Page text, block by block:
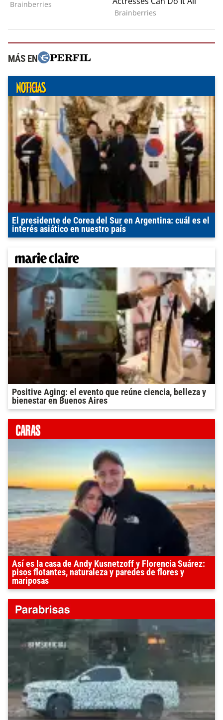
MÁS EN
El presidente de Corea del Sur en Argentina: cuál es el
interés asiático en nuestro país
Positive Aging: el evento que reúne ciencia, belleza y
bienestar en Buenos Aires
Así es la casa de Andy Kusnetzoff y Florencia Suárez:
pisos flotantes, naturaleza y paredes de flores y
mariposas